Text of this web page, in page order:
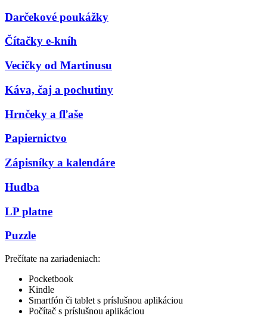
Darčekové poukážky
Čítačky e-kníh
Vecičky od Martinusu
Káva, čaj a pochutiny
Hrnčeky a fľaše
Papiernictvo
Zápisníky a kalendáre
Hudba
LP platne
Puzzle
Prečítate na zariadeniach:
Pocketbook
Kindle
Smartfón či tablet s príslušnou aplikáciou
Počítač s príslušnou aplikáciou